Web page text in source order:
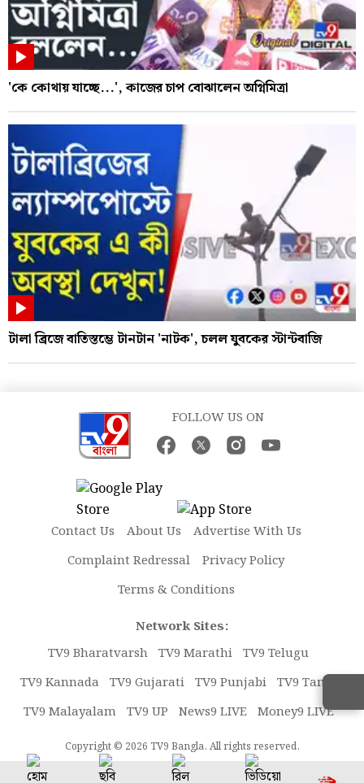
'কে কোথায় যাচ্ছে...', কাজের চাপ বোঝালেন অগ্নিমিত্রা
টালা ব্রিজে বাতিস্তম্ভে টানটান 'নাটক', চলল যুবকের স্টান্টবাজি
FOLLOW US ON
Contact Us About Us
Advertise With Us
Complaint Redressal
Privacy Policy
Terms & Conditions
Network Sites:
TV9 Bharatvarsh TV9 Marathi TV9 Telugu
TV9 Kannada TV9 Gujarati TV9 Punjabi TV9 Tamil
TV9 Malayalam TV9 UP News9 LIVE Money9 LIVE
Copyright © 2026 TV9 Bangla. All rights reserved.